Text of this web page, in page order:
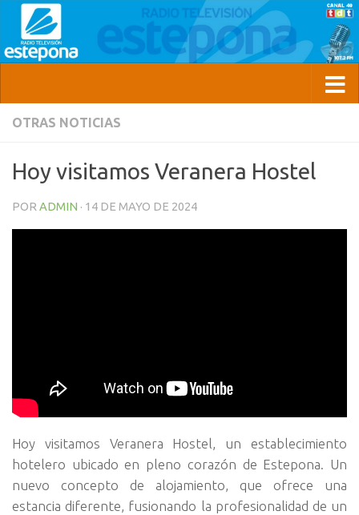
OTRAS NOTICIAS
Hoy visitamos Veranera Hostel
POR ADMIN · 14 DE MAYO DE 2024
Hoy visitamos Veranera Hostel, un establecimiento
hotelero ubicado en pleno corazón de Estepona. Un
nuevo concepto de alojamiento, que ofrece una
estancia diferente, fusionando la profesionalidad de un